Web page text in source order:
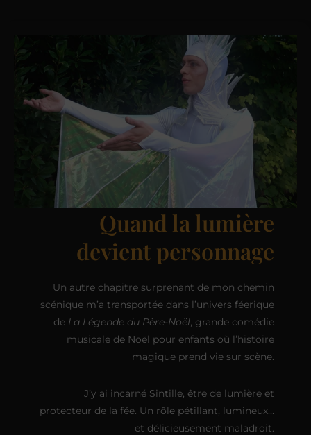
Quand la lumière
devient personnage
Un autre chapitre surprenant de mon chemin
scénique m’a transportée dans l’univers féerique
de La Légende du Père-Noël, grande comédie
musicale de Noël pour enfants où l’histoire
magique prend vie sur scène.
J’y ai incarné Sintille, être de lumière et
protecteur de la fée. Un rôle pétillant, lumineux…
et délicieusement maladroit.